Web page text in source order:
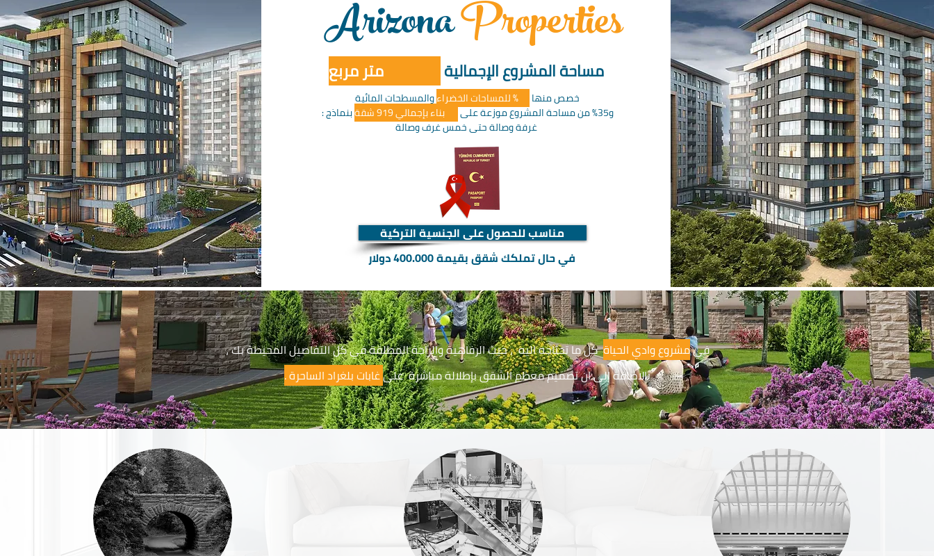
ArizonaProperties
مساحة المشروع الإجمالية
خصص منها
والمسطحات المائية
و35% من مساحة المشروع موزعة على
بنماذج :
غرفة وصالة حتى خمس غرف وصالة
مناسب للحصول على الجنسية التركية
في حال تملكك شقق بقيمة 400.000 دولار
فيمشروع وادي الحياةكل ما تحتاجه اليه ، حيث الرفاهية والراحة المطلقة في كل التفاصيل المحيطة بك ،
بالاضافة الى ان تصميم معظم الشقق بإطلالة مباشرة علىغابات بلغراد الساحرة .